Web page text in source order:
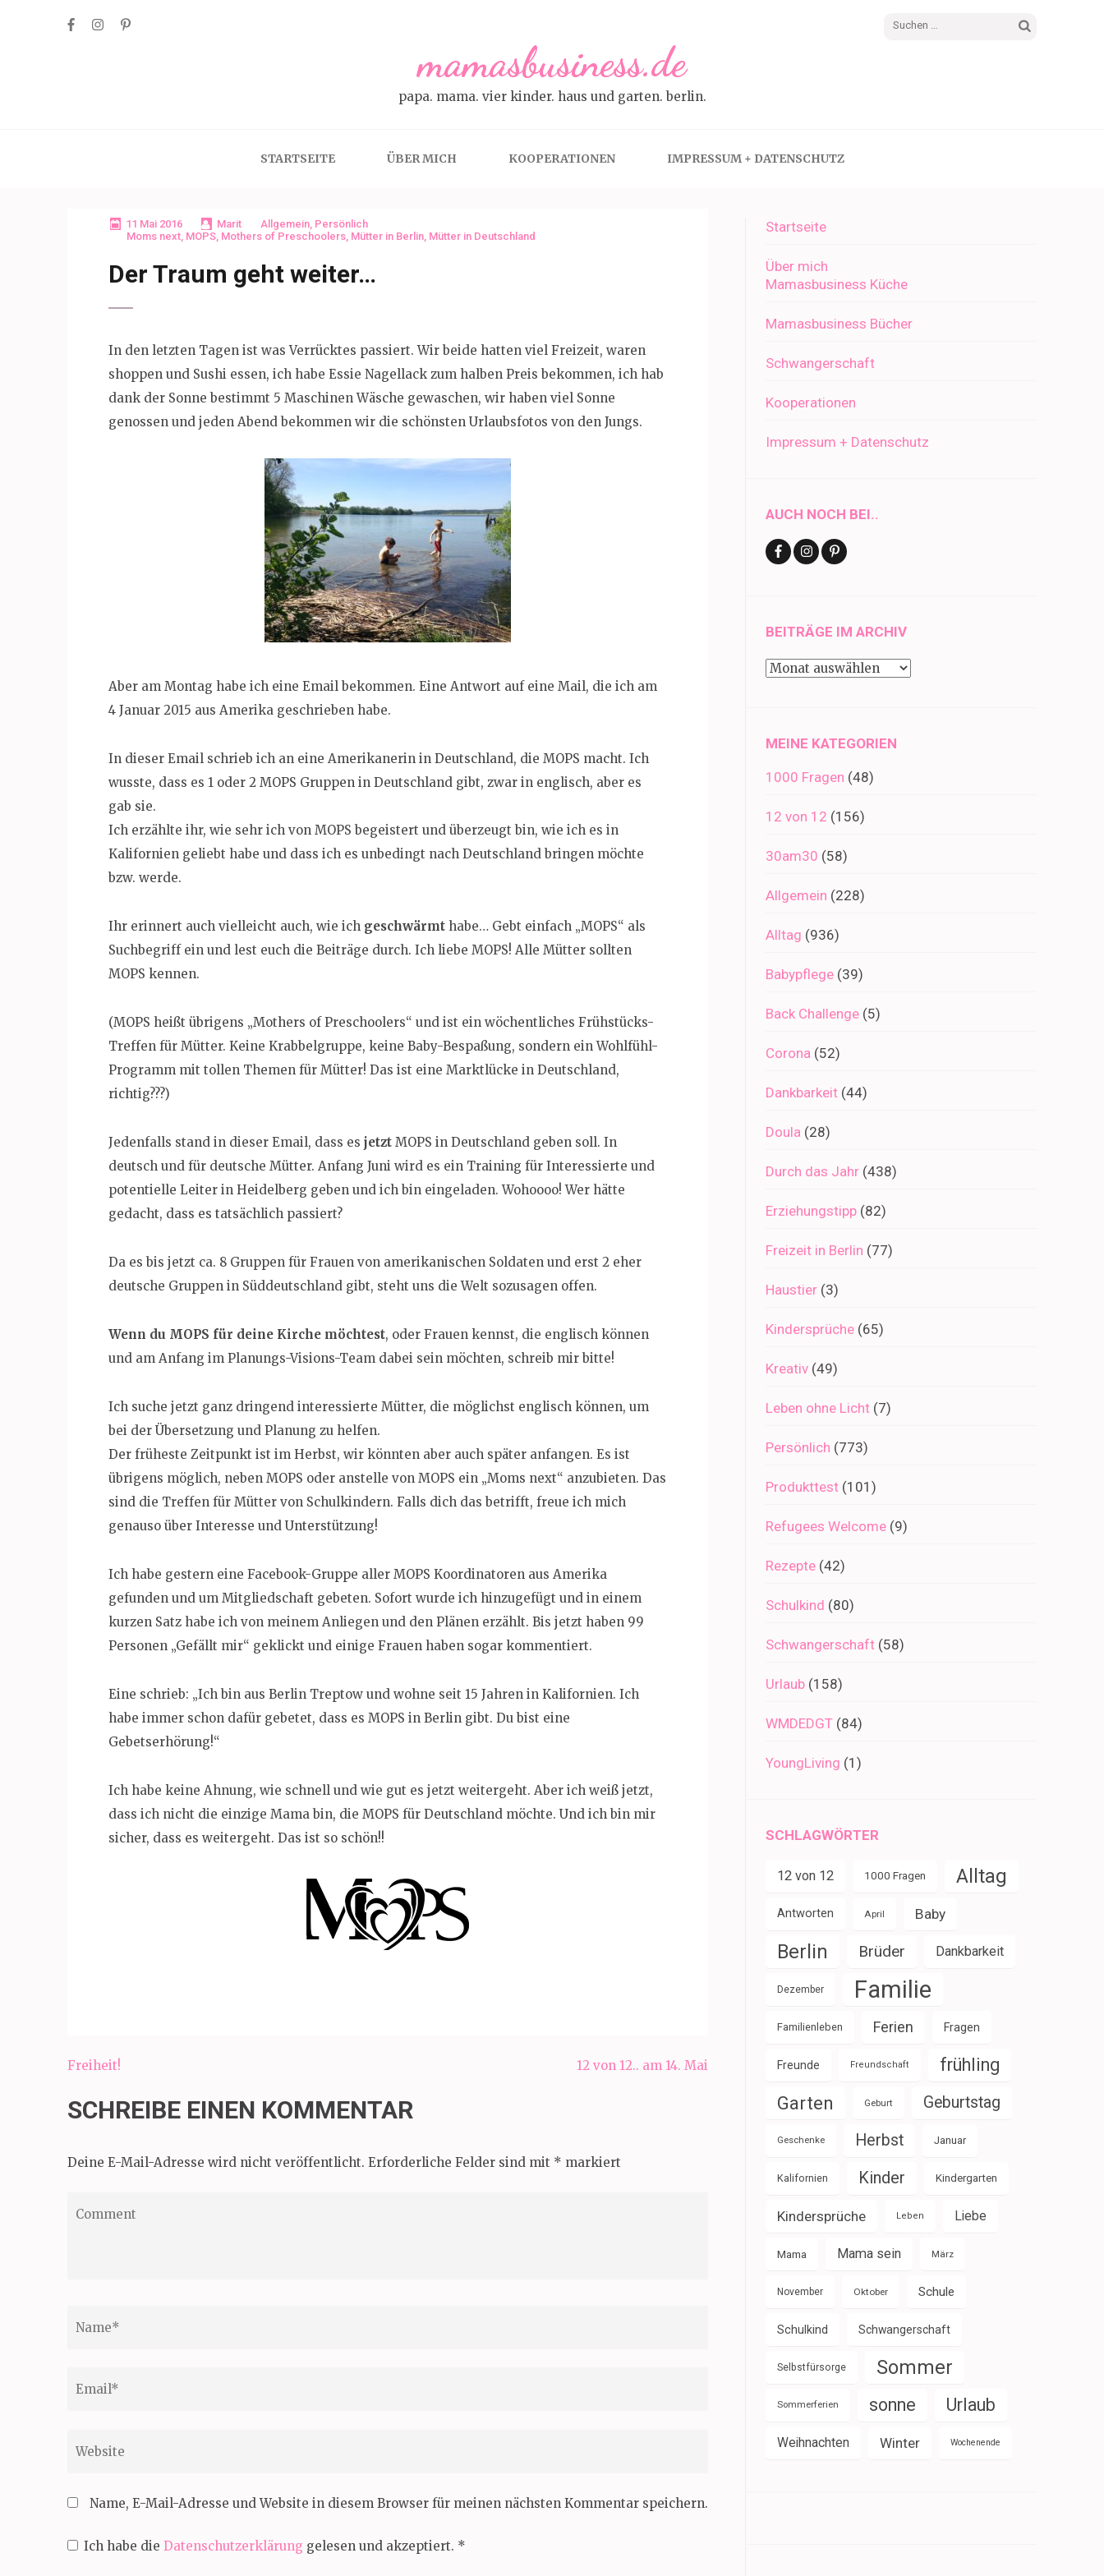
Suchen
mamasbusiness.de
papa. mama. vier kinder. haus und garten. berlin.
STARTSEITE ÜBER MICH KOOPERATIONEN IMPRESSUM + DATENSCHUTZ
11 Mai 2016 Marit Allgemein, Persönlich
Moms next, MOPS, Mothers of Preschoolers, Mütter in Berlin, Mütter in Deutschland
Der Traum geht weiter…
In den letzten Tagen ist was Verrücktes passiert. Wir beide hatten viel Freizeit, waren
shoppen und Sushi essen, ich habe Essie Nagellack zum halben Preis bekommen, ich hab
dank der Sonne bestimmt 5 Maschinen Wäsche gewaschen, wir haben viel Sonne
genossen und jeden Abend bekommen wir die schönsten Urlaubsfotos von den Jungs.
Aber am Montag habe ich eine Email bekommen. Eine Antwort auf eine Mail, die ich am
4 Januar 2015 aus Amerika geschrieben habe.
In dieser Email schrieb ich an eine Amerikanerin in Deutschland, die MOPS macht. Ich
wusste, dass es 1 oder 2 MOPS Gruppen in Deutschland gibt, zwar in englisch, aber es
gab sie.
Ich erzählte ihr, wie sehr ich von MOPS begeistert und überzeugt bin, wie ich es in
Kalifornien geliebt habe und dass ich es unbedingt nach Deutschland bringen möchte
bzw. werde.
Ihr erinnert auch vielleicht auch, wie ich geschwärmt habe… Gebt einfach „MOPS“ als
Suchbegriff ein und lest euch die Beiträge durch. Ich liebe MOPS! Alle Mütter sollten
MOPS kennen.
(MOPS heißt übrigens „Mothers of Preschoolers“ und ist ein wöchentliches Frühstücks-
Treffen für Mütter. Keine Krabbelgruppe, keine Baby-Bespaßung, sondern ein Wohlfühl-
Programm mit tollen Themen für Mütter! Das ist eine Marktlücke in Deutschland,
richtig???)
Jedenfalls stand in dieser Email, dass es jetzt MOPS in Deutschland geben soll. In
deutsch und für deutsche Mütter. Anfang Juni wird es ein Training für Interessierte und
potentielle Leiter in Heidelberg geben und ich bin eingeladen. Wohoooo! Wer hätte
gedacht, dass es tatsächlich passiert?
Da es bis jetzt ca. 8 Gruppen für Frauen von amerikanischen Soldaten und erst 2 eher
deutsche Gruppen in Süddeutschland gibt, steht uns die Welt sozusagen offen.
Wenn du MOPS für deine Kirche möchtest, oder Frauen kennst, die englisch können
und am Anfang im Planungs-Visions-Team dabei sein möchten, schreib mir bitte!
Ich suche jetzt ganz dringend interessierte Mütter, die möglichst englisch können, um
bei der Übersetzung und Planung zu helfen.
Der früheste Zeitpunkt ist im Herbst, wir könnten aber auch später anfangen. Es ist
übrigens möglich, neben MOPS oder anstelle von MOPS ein „Moms next“ anzubieten. Das
sind die Treffen für Mütter von Schulkindern. Falls dich das betrifft, freue ich mich
genauso über Interesse und Unterstützung!
Ich habe gestern eine Facebook-Gruppe aller MOPS Koordinatoren aus Amerika
gefunden und um Mitgliedschaft gebeten. Sofort wurde ich hinzugefügt und in einem
kurzen Satz habe ich von meinem Anliegen und den Plänen erzählt. Bis jetzt haben 99
Personen „Gefällt mir“ geklickt und einige Frauen haben sogar kommentiert.
Eine schrieb: „Ich bin aus Berlin Treptow und wohne seit 15 Jahren in Kalifornien. Ich
habe immer schon dafür gebetet, dass es MOPS in Berlin gibt. Du bist eine
Gebetserhörung!“
Ich habe keine Ahnung, wie schnell und wie gut es jetzt weitergeht. Aber ich weiß jetzt,
dass ich nicht die einzige Mama bin, die MOPS für Deutschland möchte. Und ich bin mir
sicher, dass es weitergeht. Das ist so schön!!
Beitragsnavigation
Freiheit! 12 von 12.. am 14. Mai
SCHREIBE EINEN KOMMENTAR
Deine E-Mail-Adresse wird nicht veröffentlicht. Erforderliche Felder sind mit * markiert
Name, E-Mail-Adresse und Website in diesem Browser für meinen nächsten Kommentar speichern.
Ich habe die Datenschutzerklärung gelesen und akzeptiert. *
Startseite
Über mich
Mamasbusiness Küche
Mamasbusiness Bücher
Schwangerschaft
Kooperationen
Impressum + Datenschutz
AUCH NOCH BEI..
BEITRÄGE IM ARCHIV
Beiträge
MEINE KATEGORIEN
1000 Fragen (48)
12 von 12 (156)
30am30 (58)
Allgemein (228)
Alltag (936)
Babypflege (39)
Back Challenge (5)
Corona (52)
Dankbarkeit (44)
Doula (28)
Durch das Jahr (438)
Erziehungstipp (82)
Freizeit in Berlin (77)
Haustier (3)
Kindersprüche (65)
Kreativ (49)
Leben ohne Licht (7)
Persönlich (773)
Produkttest (101)
Refugees Welcome (9)
Rezepte (42)
Schulkind (80)
Schwangerschaft (58)
Urlaub (158)
WMDEDGT (84)
YoungLiving (1)
SCHLAGWÖRTER
12 von 12 1000 Fragen Alltag
Antworten April Baby
Berlin Brüder Dankbarkeit
Dezember Familie
Familienleben Ferien Fragen
Freunde Freundschaft frühling
Garten Geburt Geburtstag
Geschenke Herbst Januar
Kalifornien Kinder Kindergarten
Kindersprüche Leben Liebe
Mama Mama sein März
November Oktober Schule
Schulkind Schwangerschaft
Selbstfürsorge Sommer
Sommerferien sonne Urlaub
Weihnachten Winter Wochenende